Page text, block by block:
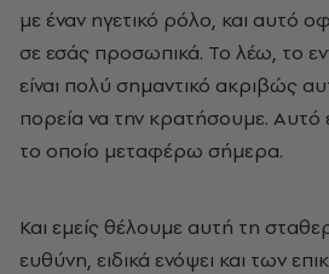
με έναν ηγετικό ρόλο, και αυτό
σε εσάς προσωπικά. Το λέω, το
είναι πολύ σημαντικό ακριβώς
πορεία να την κρατήσουμε. Αυτό
το οποίο μεταφέρω σήμερα.
Και εμείς θέλουμε αυτή τη
ευθύνη, ειδικά ενόψει και των